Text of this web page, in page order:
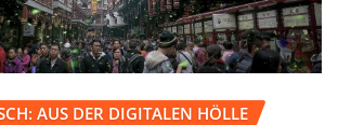
AUS DER DIGITALEN HÖLLE